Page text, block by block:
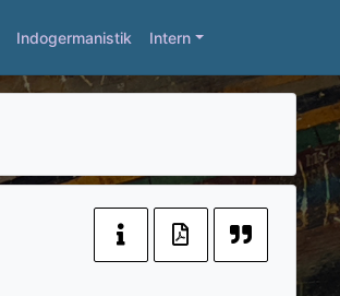
Indogermanistik Intern